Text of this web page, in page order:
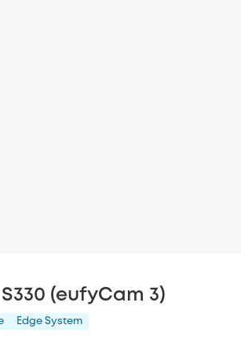
(eufyCam 3)
Edge System